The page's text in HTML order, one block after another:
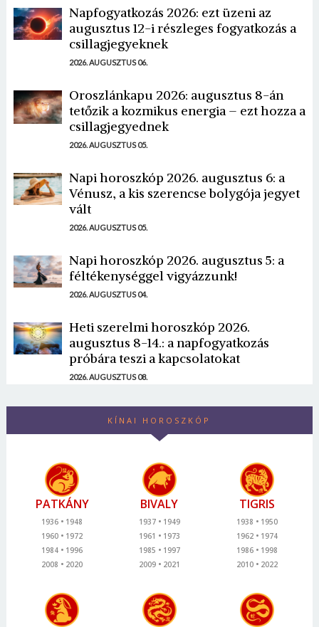
Napfogyatkozás 2026: ezt üzeni az
augusztus 12-i részleges fogyatkozás a
csillagjegyeknek
2026. AUGUSZTUS 06.
Oroszlánkapu 2026: augusztus 8-án
tetőzik a kozmikus energia – ezt hozza a
csillagjegyednek
2026. AUGUSZTUS 05.
Napi horoszkóp 2026. augusztus 6: a
Vénusz, a kis szerencse bolygója jegyet
vált
2026. AUGUSZTUS 05.
Napi horoszkóp 2026. augusztus 5: a
féltékenységgel vigyázzunk!
2026. AUGUSZTUS 04.
Heti szerelmi horoszkóp 2026.
augusztus 8-14.: a napfogyatkozás
próbára teszi a kapcsolatokat
2026. AUGUSZTUS 08.
KÍNAI HOROSZKÓP
PATKÁNY
1936
1948
1960
1972
1984
1996
2008
2020
BIVALY
1937
1949
1961
1973
1985
1997
2009
2021
TIGRIS
1938
1950
1962
1974
1986
1998
2010
2022